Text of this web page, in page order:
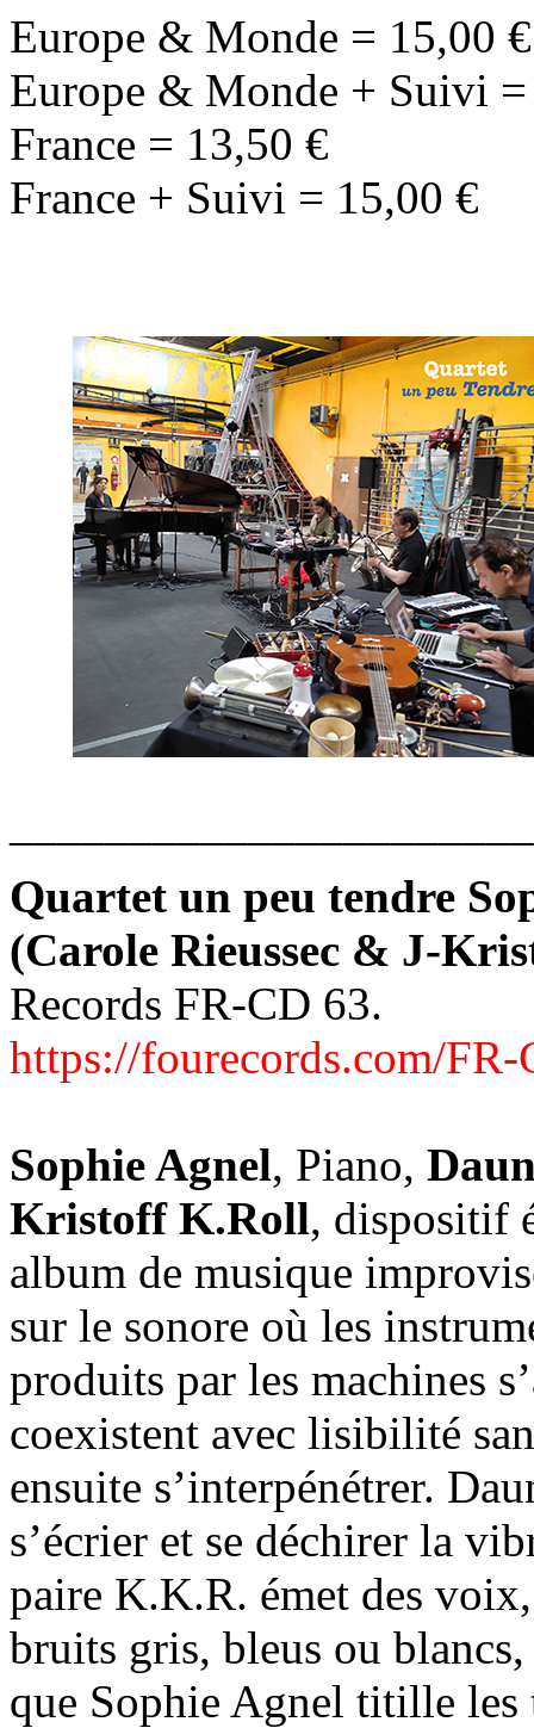
Europe & Monde = 15,00 €
Europe & Monde + Suivi
France = 13,50 €
France + Suivi = 15,00 €
Quartet un peu tendre
(Carole Rieussec & J-
Records FR-CD 63.
https://fourecords.com/
Sophie Agnel, Piano,
Kristoff K.Roll, dispositif
album de musique
sur le sonore où les
produits par les machines
coexistent avec lisibilité
ensuite s’interpénétrer.
s’écrier et se déchirer la
paire K.K.R. émet des
bruits gris, bleus ou
que Sophie Agnel titille les